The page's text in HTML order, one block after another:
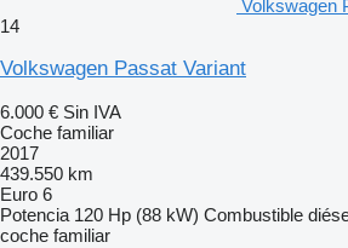
Volkswagen
14
Volkswagen Passat Variant
6.000 € Sin IVA
Coche familiar
2017
439.550 km
Euro 6
Potencia 120 Hp (88 kW) Combustible
coche familiar